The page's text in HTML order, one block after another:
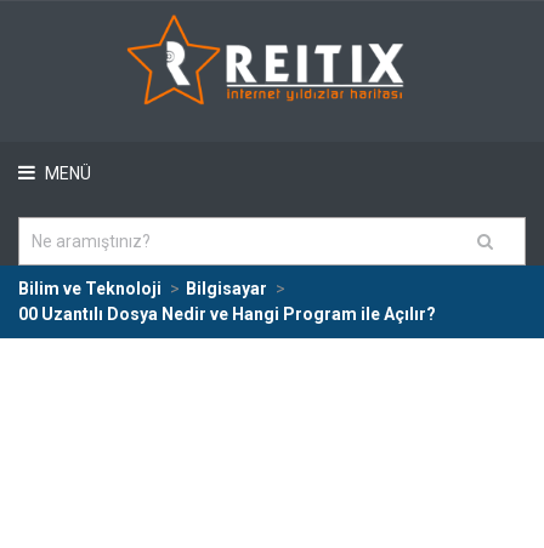
MENÜ
Bilim ve Teknoloji
Bilgisayar
00 Uzantılı Dosya Nedir ve Hangi Program ile Açılır?